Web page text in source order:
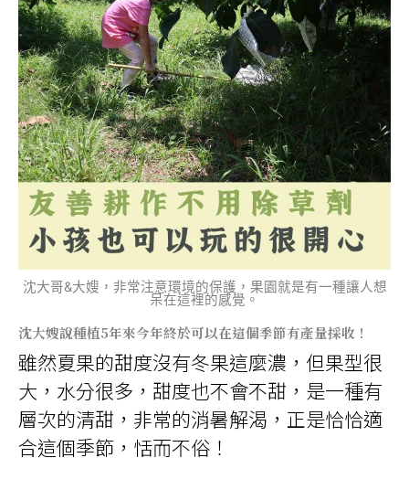
沈大哥&大嫂，非常注意環境的保護，果園就是有一種讓人想
呆在這裡的感覺。
沈大嫂說種植5年來今年終於可以在這個季節有產量採收！
雖然夏果的甜度沒有冬果這麼濃，但果型很
大，水分很多，甜度也不會不甜，是一種有
層次的清甜，非常的消暑解渴，正是恰恰適
合這個季節，恬而不俗！